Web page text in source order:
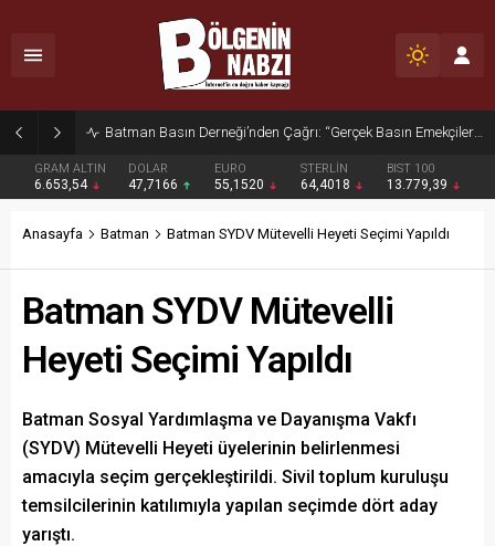
Zabıta Ekiplerinden Yol ve Kaldırım İşgaline Geçit Yok!
GRAM ALTIN
6.653,54
DOLAR
47,7166
EURO
55,1520
STERLİN
64,4018
BIST 100
13.779,39
Anasayfa Batman Batman SYDV Mütevelli Heyeti Seçimi Yapıldı
Batman SYDV Mütevelli
Heyeti Seçimi Yapıldı
Batman Sosyal Yardımlaşma ve Dayanışma Vakfı
(SYDV) Mütevelli Heyeti üyelerinin belirlenmesi
amacıyla seçim gerçekleştirildi. Sivil toplum kuruluşu
temsilcilerinin katılımıyla yapılan seçimde dört aday
yarıştı.